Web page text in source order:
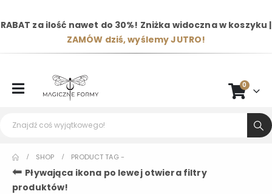
RABAT za ilość nawet do 30%! Zniżka widoczna w koszyku |
ZAMÓW dziś, wyślemy JUTRO!
0
SHOP PRODUCT TAG -
⬅ Pływająca ikona po lewej otwiera filtry
produktów!